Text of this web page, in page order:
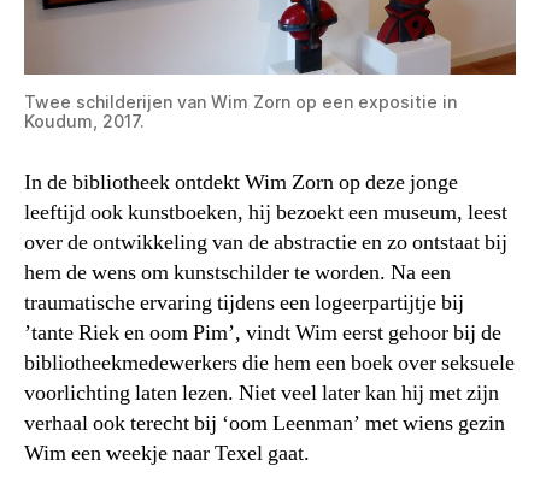
Twee schilderijen van Wim Zorn op een expositie in
Koudum, 2017.
In de bibliotheek ontdekt Wim Zorn op deze jonge
leeftijd ook kunstboeken, hij bezoekt een museum, leest
over de ontwikkeling van de abstractie en zo ontstaat bij
hem de wens om kunstschilder te worden. Na een
traumatische ervaring tijdens een logeerpartijtje bij
’tante Riek en oom Pim’, vindt Wim eerst gehoor bij de
bibliotheekmedewerkers die hem een boek over seksuele
voorlichting laten lezen. Niet veel later kan hij met zijn
verhaal ook terecht bij ‘oom Leenman’ met wiens gezin
Wim een weekje naar Texel gaat.